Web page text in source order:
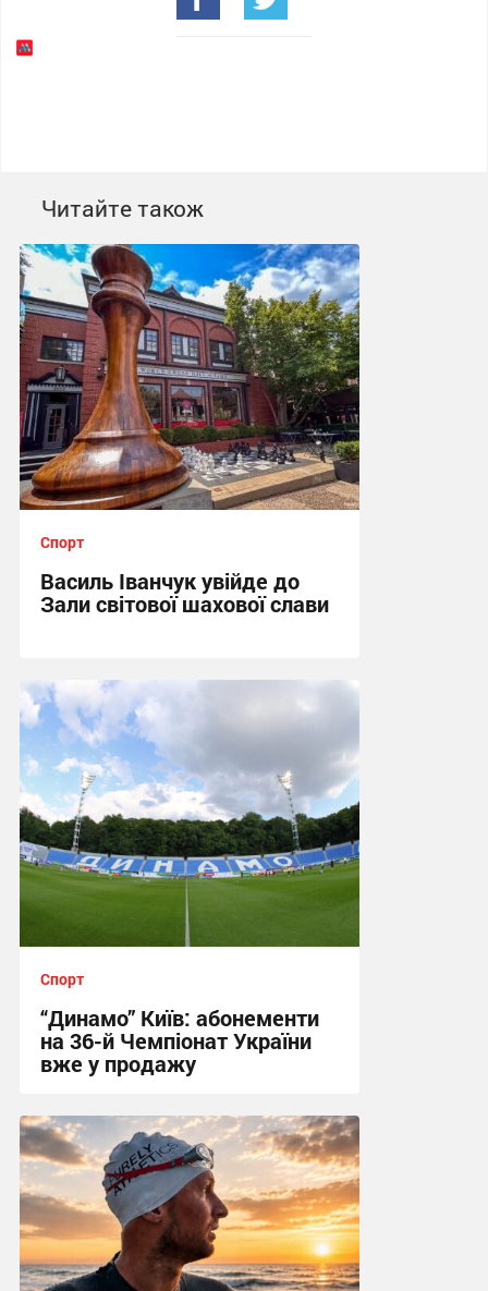
Читайте також
Спорт
Василь Іванчук увійде до
Зали світової шахової слави
22:05, 6.08.2026
Спорт
“Динамо” Київ: абонементи
на 36-й Чемпіонат України
вже у продажу
01:37, 6.08.2026